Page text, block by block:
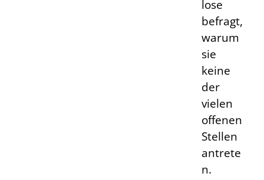
lose
befragt,
warum
sie
keine
der
vielen
offenen
Stellen
antrete
n.